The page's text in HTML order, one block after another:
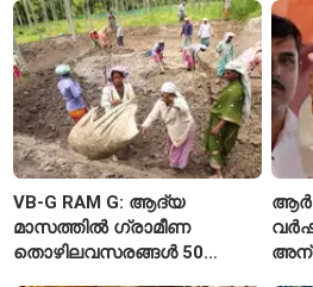
VB-G RAM G: ആദ്യ
മാസത്തിൽ ഗ്രാമീണ
തൊഴിലവസരങ്ങൾ 50